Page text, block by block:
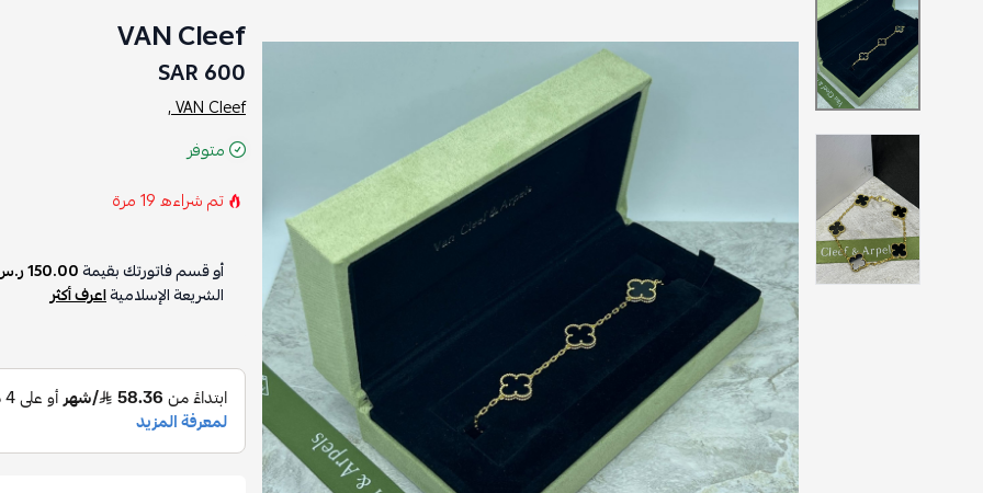
VAN CIeef
600 SAR
VAN CIeef ,
متوفر
تم شراءه19مرة
أو قسم فاتورتك بقيمة150.00 ر.س
الشريعة الإسلاميةاعرف أكثر